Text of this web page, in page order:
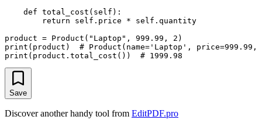
    def total_cost(self):
        return self.price * self.quantity
product = Product("Laptop", 999.99, 2)
print(product)  # Product(name='Laptop', price=999.99,
Save
Discover another handy tool from EditPDF.pro